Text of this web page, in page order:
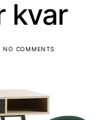
kvar
NO COMMENTS